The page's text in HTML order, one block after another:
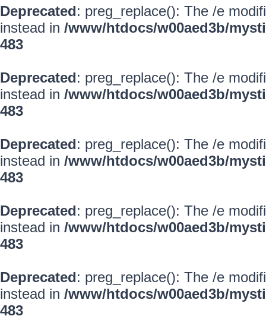
Deprecated: preg_replace(): The /e
instead in /www/htdocs/w00aed3b/
483
Deprecated: preg_replace(): The /e
instead in /www/htdocs/w00aed3b/
483
Deprecated: preg_replace(): The /e
instead in /www/htdocs/w00aed3b/
483
Deprecated: preg_replace(): The /e
instead in /www/htdocs/w00aed3b/
483
Deprecated: preg_replace(): The /e
instead in /www/htdocs/w00aed3b/
483